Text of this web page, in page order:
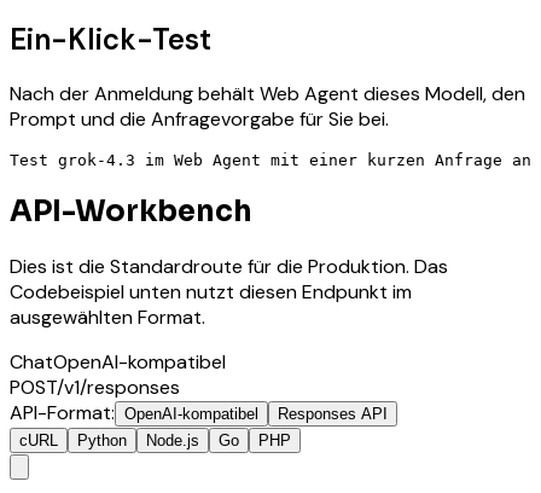
Ein-Klick-Test
Nach der Anmeldung behält Web Agent dieses Modell, den
Prompt und die Anfragevorgabe für Sie bei.
Test grok-4.3 im Web Agent mit einer kurzen Anfrage
API-Workbench
Dies ist die Standardroute für die Produktion. Das
Codebeispiel unten nutzt diesen Endpunkt im
ausgewählten Format.
ChatOpenAI-kompatibel
POST/v1/responses
API-Format: OpenAI-kompatibel
Responses API
cURL
Python Node.js Go PHP